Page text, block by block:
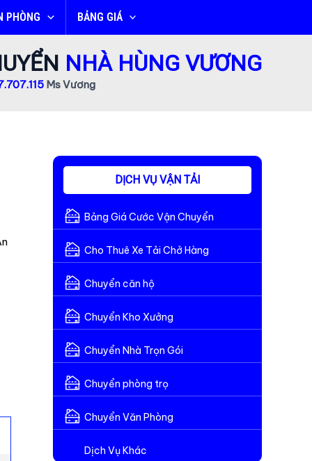
PHÒNG BẢNG GIÁ
NHÀ HÙNG VƯƠNG
Ms Vương
DỊCH VỤ VẬN TẢI
Bảng Giá Cước Vận Chuyển
Cho Thuê Xe Tải Chở Hàng
Chuyển căn hộ
Chuyển Kho Xưởng
Chuyển Nhà Trọn Gói
Chuyển phòng trọ
Chuyển Văn Phòng
Dịch Vụ Khác